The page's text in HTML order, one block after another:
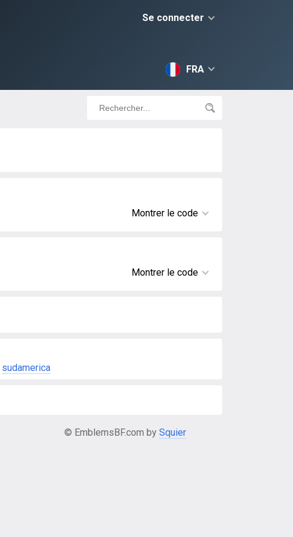
Se connecter
FRA
Montrer le code
Montrer le code
sudamerica
© EmblemsBF.com by Squier